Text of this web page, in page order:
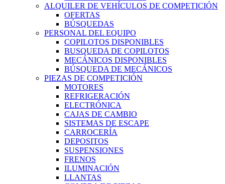
ALQUILER DE VEHÍCULOS DE COMPETICIÓN
OFERTAS
BÚSQUEDAS
PERSONAL DEL EQUIPO
COPILOTOS DISPONIBLES
BUSQUEDA DE COPILOTOS
MECÁNICOS DISPONIBLES
BÚSQUEDA DE MECÁNICOS
PIEZAS DE COMPETICIÓN
MOTORES
REFRIGERACIÓN
ELECTRÓNICA
CAJAS DE CAMBIO
SISTEMAS DE ESCAPE
CARROCERÍA
DEPOSITOS
SUSPENSIONES
FRENOS
ILUMINACIÓN
LLANTAS